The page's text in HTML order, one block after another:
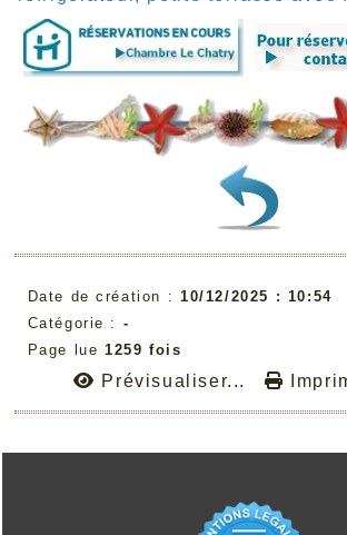
Date de création : 10/12/2025 : 10:54
Catégorie : -
Page lue 1259 fois
Prévisualiser...